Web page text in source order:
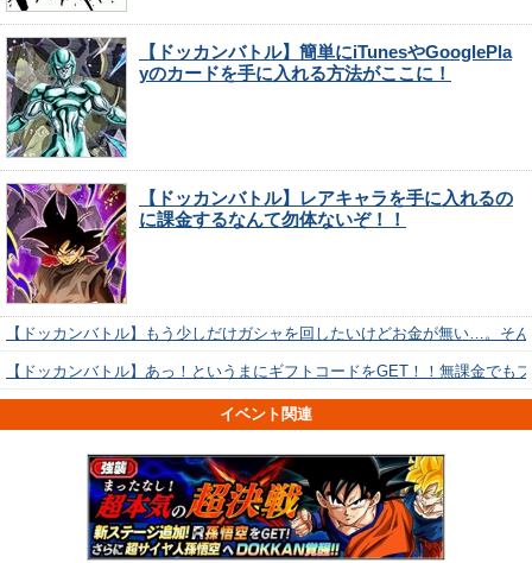
【ドッカンバトル】簡単にiTunesやGooglePla
yのカードを手に入れる方法がここに！
【ドッカンバトル】レアキャラを手に入れるの
に課金するなんて勿体ないぞ！！
【ドッカンバトル】もう少しだけガシャを回したいけどお金が無い…。そ
【ドッカンバトル】あっ！というまにギフトコードをGET！！無課金でも
イベント関連